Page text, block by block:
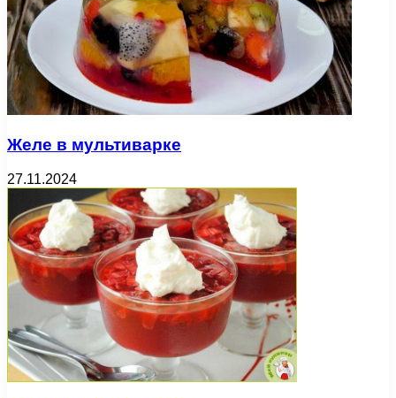
Желе в мультиварке
27.11.2024